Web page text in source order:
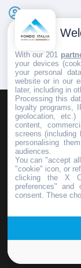
A G
Pubblicato il
HOMEPAGE
PUBBLICITÀSCRIVI
Copyright © 2016 -
With our 201
your devices
your personal
website or in our
later, including in
Processing this
loyalty programs,
geolocation, etc.)
content,
screens (including
personalising
audiences.
You can "accept
"cookie" icon, or
clicking the X
preferences"
consent. These